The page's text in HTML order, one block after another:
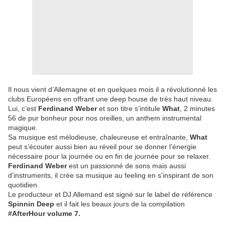
Il nous vient d’Allemagne et en quelques mois il a révolutionné les
clubs Européens en offrant une deep house de très haut niveau.
Lui, c’est Ferdinand Weberet son titre s’intitule What , 2 minutes
56 de pur bonheur pour nos oreilles, un anthem instrumental
magique.
Sa musique est mélodieuse, chaleureuse et entraînante, What
peut s’écouter aussi bien au réveil pour se donner l’énergie
nécessaire pour la journée ou en fin de journée pour se relaxer.
Ferdinand Weberest un passionné de sons mais aussi
d’instruments, il crée sa musique au feeling en s’inspirant de son
quotidien.
Le producteur et DJ Allemand est signé sur le label de référence
Spinnin Deep et il fait les beaux jours de la compilation
#AfterHour volume 7.